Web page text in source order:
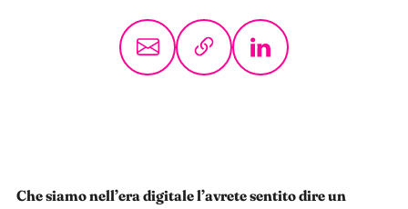
Che siamo nell’era digitale l’avrete sentito dire un